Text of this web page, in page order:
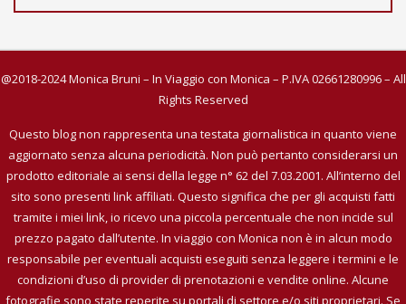
@2018-2024 Monica Bruni – In Viaggio con Monica – P.IVA 02661280996 – All
Rights Reserved
Questo blog non rappresenta una testata giornalistica in quanto viene
aggiornato senza alcuna periodicità. Non può pertanto considerarsi un
prodotto editoriale ai sensi della legge n° 62 del 7.03.2001. All’interno del
sito sono presenti link affiliati. Questo significa che per gli acquisti fatti
tramite i miei link, io ricevo una piccola percentuale che non incide sul
prezzo pagato dall’utente. In viaggio con Monica non è in alcun modo
responsabile per eventuali acquisti eseguiti senza leggere i termini e le
condizioni d’uso di provider di prenotazioni e vendite online. Alcune
fotografie sono state reperite su portali di settore e/o siti proprietari. Se